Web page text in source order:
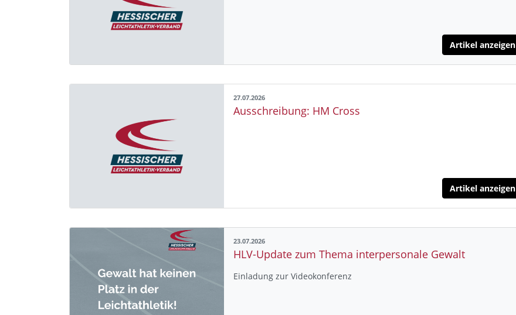
Artikel anzeigen
27.07.2026
Ausschreibung: HM Cross
Artikel anzeigen
23.07.2026
HLV-Update zum Thema interpersonale Gewalt
Einladung zur Videokonferenz